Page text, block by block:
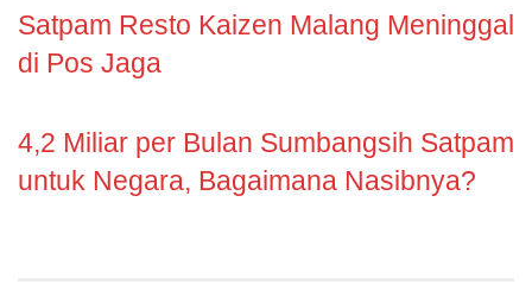
Satpam Resto Kaizen Malang Meninggal
di Pos Jaga
4,2 Miliar per Bulan Sumbangsih Satpam
untuk Negara, Bagaimana Nasibnya?